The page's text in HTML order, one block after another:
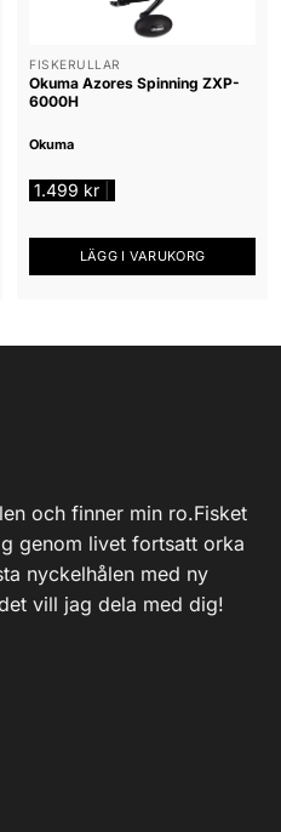
FISKERULLAR
Okuma Azores Spinning ZXP-
6000H
Okuma
1.499 kr
LÄGG I VARUKORG
och finner min ro.Fisket
genom livet fortsatt orka
nyckelhålen med ny
vill jag dela med dig!